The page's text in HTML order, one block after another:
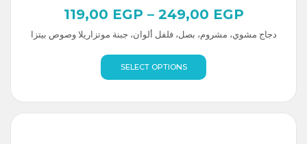
119,00 EGP – 249,00 EGP
دجاج مشوي، مشروم، بصل، فلفل ألوان، جبنة موتزاريلا وصوص بيتزا
SELECT OPTIONS